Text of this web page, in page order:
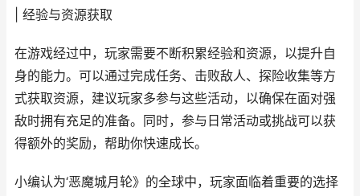
| 经验与资源获取
在游戏经过中，玩家需要不断积累经验和资源，以提升自
身的能力。可以通过完成任务、击败敌人、探险收集等方
式获取资源，建议玩家多参与这些活动，以确保在面对强
敌时拥有充足的准备。同时，参与日常活动或挑战可以获
得额外的奖励，帮助你快速成长。
小编认为‘恶魔城月轮》的全球中，玩家面临着重要的选择